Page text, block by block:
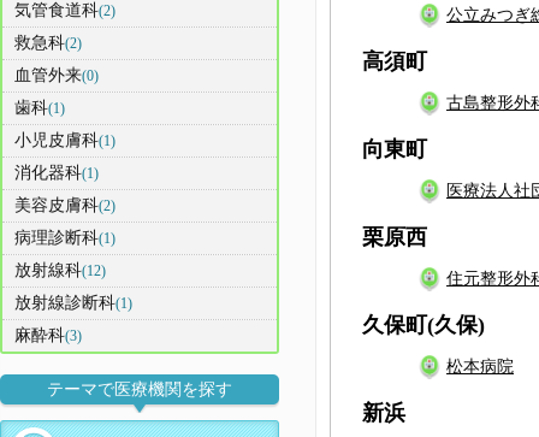
公立みつぎ
高須町
古島整形外
向東町
医療法人
栗原西
住元整形外
久保町(久保)
松本病院
新浜
気管食道科(2)
救急科(2)
血管外来(0)
歯科(1)
小児皮膚科(1)
消化器科(1)
美容皮膚科(2)
病理診断科(1)
放射線科(12)
放射線診断科(1)
麻酔科(3)
テーマで医療機関を探す